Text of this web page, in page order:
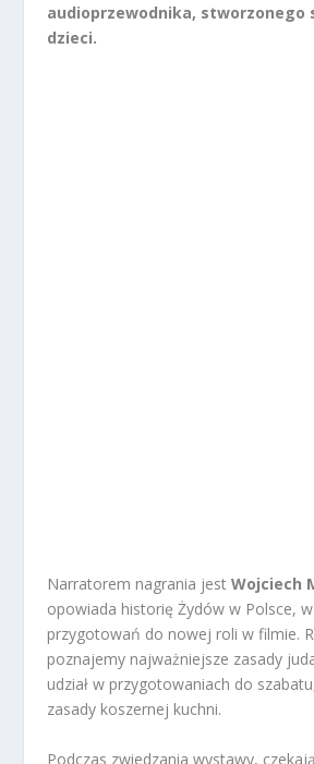
audioprzewodnika, stworzonego
dzieci.
Narratorem nagrania jest Wojciech
opowiada historię Żydów w Polsce,
przygotowań do nowej roli w filmie.
poznajemy najważniejsze zasady
udział w przygotowaniach do
zasady koszernej kuchni.
Podczas zwiedzania wystawy,